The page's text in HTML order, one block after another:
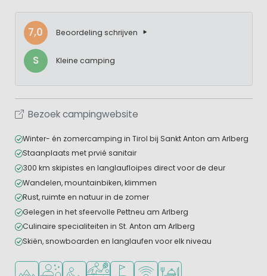
7,0 Beoordeling schrijven
S Kleine camping
Bezoek campingwebsite
Winter- én zomercamping in Tirol bij Sankt Anton am Arlberg
Staanplaats met prvié sanitair
300 km skipistes en langlaufloipes direct voor de deur
Wandelen, mountainbiken, klimmen
Rust, ruimte en natuur in de zomer
Gelegen in het sfeervolle Pettneu am Arlberg
Culinaire specialiteiten in St. Anton am Arlberg
Skiën, snowboarden en langlaufen voor elk niveau
Ligt in de heuvels/bergen
Wellnessfaciliteiten
Aanbevolen voor jonge kinderen
Veel mogelijkheden om te sporten
Golfbaan in de buurt
WiFi beschikbaar
Restaurant of pizzeria